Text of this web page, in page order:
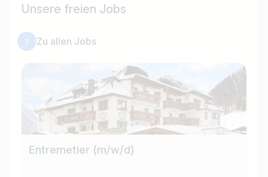
Unsere freien Jobs
Zu allen Jobs
Entremetier (m/w/d)